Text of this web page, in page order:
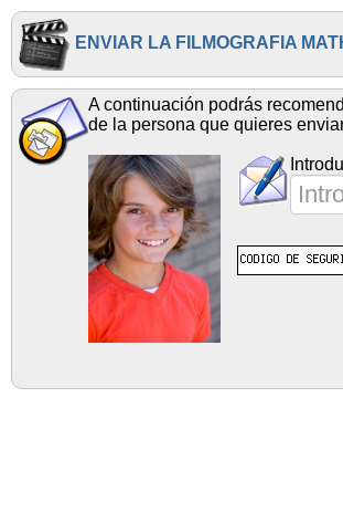
ENVIAR LA FILMOGRAFIA
A continuación podrás
de la persona que quieres